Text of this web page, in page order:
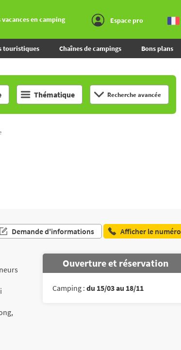
vacances en camping Espace pro
touristiques Chaînes de campings Bons plans
Thématique Recherche avancée
Demande d'informations Afficher le numéro
Ouverture et réservation
Camping : du 15/03 au 18/11